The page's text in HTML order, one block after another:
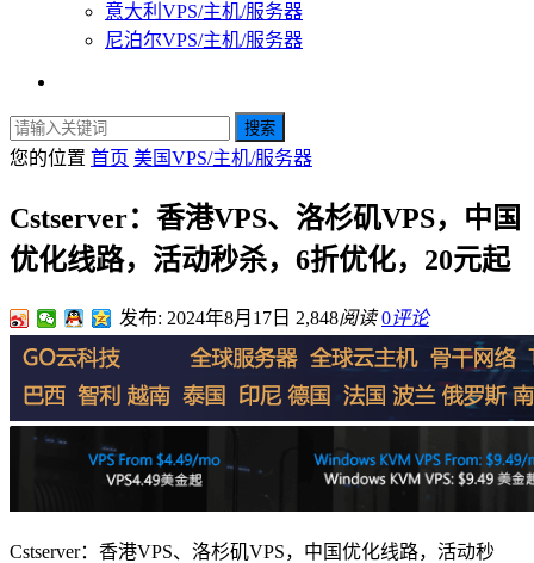
意大利VPS/主机/服务器
尼泊尔VPS/主机/服务器
搜索
您的位置 首页 美国VPS/主机/服务器
Cstserver：香港VPS、洛杉矶VPS，中国
优化线路，活动秒杀，6折优化，20元起
发布: 2024年8月17日 2,848阅读 0评论
Cstserver：香港VPS、洛杉矶VPS，中国优化线路，活动秒